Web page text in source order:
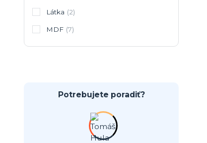
Látka (2)
MDF (7)
Potrebujete poradiť?